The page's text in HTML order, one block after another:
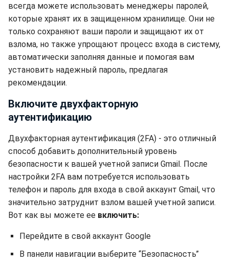
всегда можете использовать менеджеры паролей,
которые хранят их в защищенном хранилище. Они не
только сохраняют ваши пароли и защищают их от
взлома, но также упрощают процесс входа в систему,
автоматически заполняя данные и помогая вам
установить надежный пароль, предлагая
рекомендации.
Включите двухфакторную
аутентификацию
Двухфакторная аутентификация (2FA) - это отличный
способ добавить дополнительный уровень
безопасности к вашей учетной записи Gmail. После
настройки 2FA вам потребуется использовать
телефон и пароль для входа в свой аккаунт Gmail, что
значительно затруднит взлом вашей учетной записи.
Вот как вы можете ее включить:
Перейдите в свой аккаунт Google
В панели навигации выберите “Безопасность”